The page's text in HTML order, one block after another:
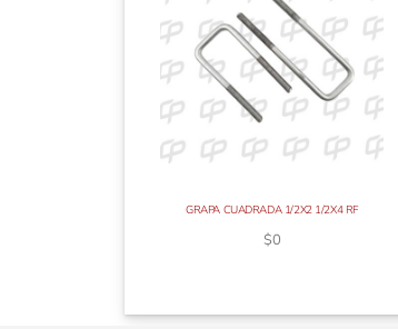
GRAPA CUADRADA 1/2X2 1/2X4 RF
$0